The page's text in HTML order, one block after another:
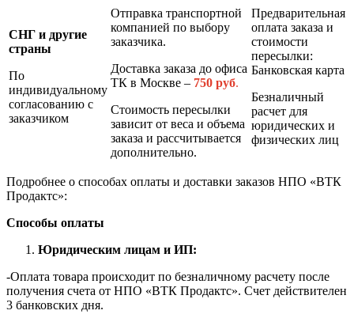
СНГ и другие
страны
По
индивидуальному
согласованию с
заказчиком
Отправка транспортной
компанией по выбору
заказчика.
Доставка заказа до офиса
ТК в Москве – 750 руб.
Стоимость пересылки
зависит от веса и объема
заказа и рассчитывается
дополнительно.
Предварительная
оплата заказа и
стоимости
пересылки:
Банковская карта
Безналичный
расчет для
юридических и
физических лиц
Подробнее о способах оплаты и доставки заказов НПО «ВТК
Продактс»:
Способы оплаты
Юридическим лицам и ИП:
-Оплата товара происходит по безналичному расчету после
получения счета от НПО «ВТК Продактс». Счет действителен
3 банковских дня.